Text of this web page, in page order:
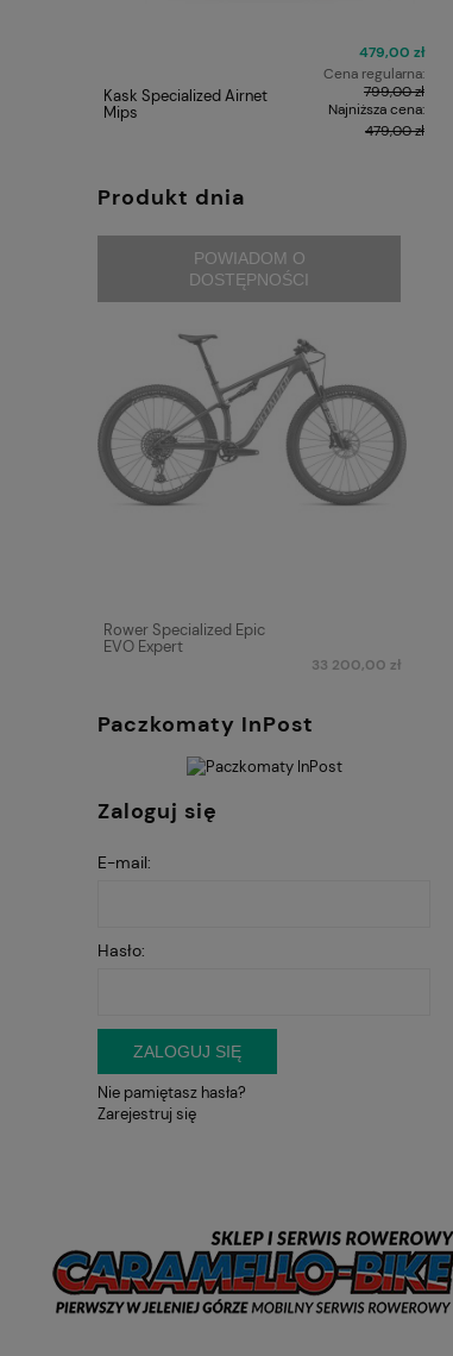
Kask Specialized Airnet
Mips
479,00 zł
Cena regularna:
799,00 zł
Najniższa cena:
479,00 zł
Produkt dnia
Rower Specialized Epic
EVO Expert
33 200,00 zł
POWIADOM O
DOSTĘPNOŚCI
Paczkomaty InPost
Zaloguj się
E-mail:
Hasło:
ZALOGUJ SIĘ
Nie pamiętasz hasła?
Zarejestruj się